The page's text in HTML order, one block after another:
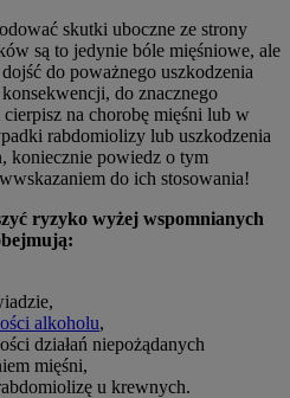
skutki uboczne ze strony
są to jedynie bóle mięśniowe, ale
do poważnego uszkodzenia
do znacznego
cierpisz na chorobę mięśni lub w
rabdomiolizy lub uszkodzenia
koniecznie powiedz o tym
do ich stosowania!
ryzyko wyżej wspomnianych
alkoholu,
działań niepożądanych
mięśni,
u krewnych.